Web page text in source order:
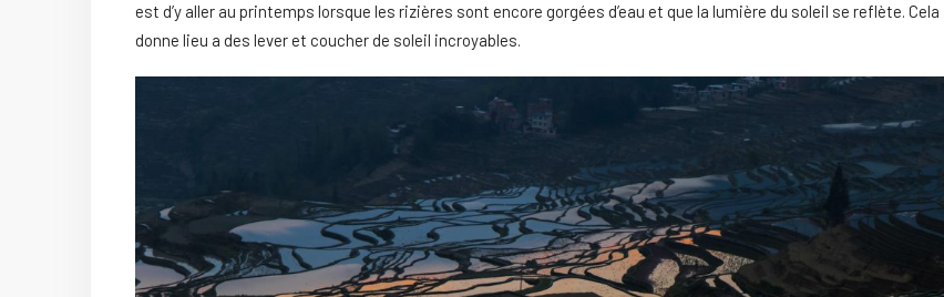
est d’y aller au printemps lorsque les rizières sont encore gorgées d’eau et que la lumière du soleil se reflète. Cela
donne lieu a des lever et coucher de soleil incroyables.